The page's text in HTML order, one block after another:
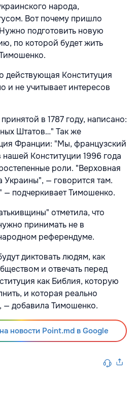
народа,
Вот почему пришло
подготовить новую
по которой будет жить
действующая Конституция
и не учитывает интересов
в 1787 году, написано:
Штатов…" Так же
Франции: "Мы, французский
Конституции 1996 года
роли. "Верховная
Украины", — говорится там.
— подчеркивает Тимошенко.
отметила, что
принимать не в
референдуме.
диктовать людям, как
и отвечать перед
как Библия, которую
и которая реально
— добавила Тимошенко.
новости Point.md в Google